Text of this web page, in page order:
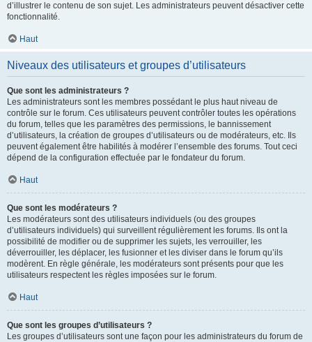
d’illustrer le contenu de son sujet. Les administrateurs peuvent désactiver cette
fonctionnalité.
Haut
Niveaux des utilisateurs et groupes d’utilisateurs
Que sont les administrateurs ?
Les administrateurs sont les membres possédant le plus haut niveau de
contrôle sur le forum. Ces utilisateurs peuvent contrôler toutes les opérations
du forum, telles que les paramètres des permissions, le bannissement
d’utilisateurs, la création de groupes d’utilisateurs ou de modérateurs, etc. Ils
peuvent également être habilités à modérer l’ensemble des forums. Tout ceci
dépend de la configuration effectuée par le fondateur du forum.
Haut
Que sont les modérateurs ?
Les modérateurs sont des utilisateurs individuels (ou des groupes
d’utilisateurs individuels) qui surveillent régulièrement les forums. Ils ont la
possibilité de modifier ou de supprimer les sujets, les verrouiller, les
déverrouiller, les déplacer, les fusionner et les diviser dans le forum qu’ils
modèrent. En règle générale, les modérateurs sont présents pour que les
utilisateurs respectent les règles imposées sur le forum.
Haut
Que sont les groupes d’utilisateurs ?
Les groupes d’utilisateurs sont une façon pour les administrateurs du forum de